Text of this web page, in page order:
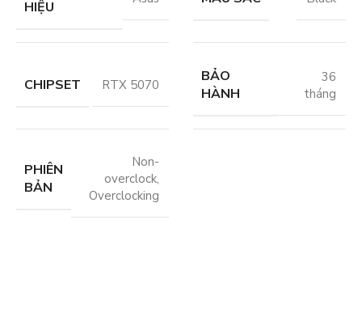
HIỆU
CHIPSET RTX 5070
BẢO
HÀNH
36
tháng
PHIÊN
BẢN
Non-
overclock,
Overclocking